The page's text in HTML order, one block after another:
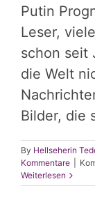
Putin
Leser,
schon seit
die Welt
Bilder, die
By Hellseherin
Kommentare
Weiterlesen